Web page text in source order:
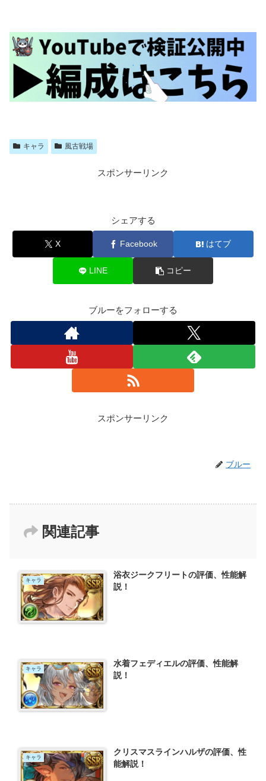
キャラ 風古戦場
スポンサーリンク
シェアする
X Facebook はてブ
LINE コピー
ブルーをフォローする
スポンサーリンク
ブルー
関連記事
キャラ
浴衣ジークフリートの評価、性能解
説！
キャラ
水着フェディエルの評価、性能解
説！
キャラ
クリスマスラインハルザの評価、性
能解説！